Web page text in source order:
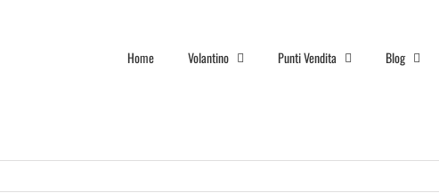
Home Volantino Punti Vendita Blog